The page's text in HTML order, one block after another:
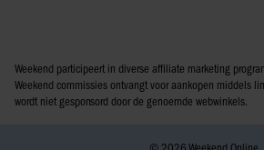
Weekend participeert in diverse affiliate marketing
Weekend commissies ontvangt voor aankopen middels
wordt niet gesponsord door de genoemde webwinkels.